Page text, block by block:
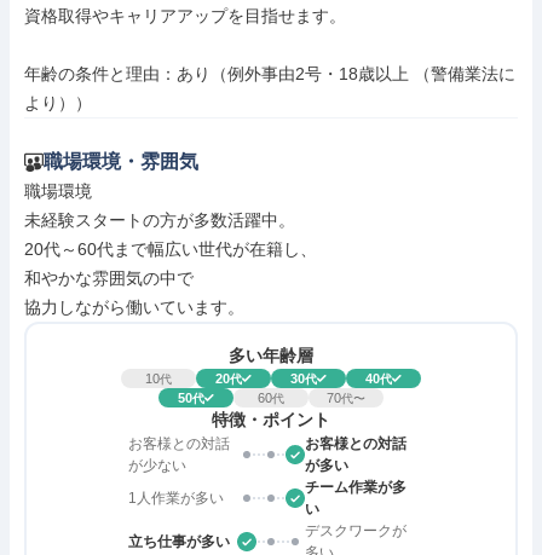
資格取得やキャリアアップを目指せます。
年齢の条件と理由：あり（例外事由2号・18歳以上 （警備業法に
より））
職場環境・雰囲気
職場環境
未経験スタートの方が多数活躍中。
20代～60代まで幅広い世代が在籍し、
和やかな雰囲気の中で
協力しながら働いています。
多い年齢層
10代 20代 30代 40代
50代 60代 70代〜
特徴・ポイント
お客様との対話
が少ない
お客様との対話
が多い
1人作業が多い
チーム作業が多
い
立ち仕事が多い
デスクワークが